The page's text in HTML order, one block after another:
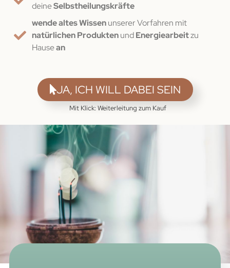
deineSelbstheilungskräfte
wende altes Wissenunserer Vorfahren mit
natürlichen ProduktenundEnergiearbeitzu
Hausean
JA, ICH WILL DABEI SEIN
Mit Klick: Weiterleitung zum Kauf